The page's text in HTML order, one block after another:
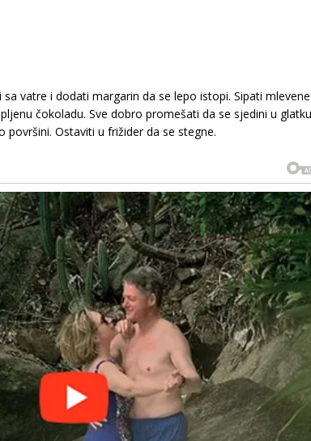
vatre i dodati margarin da se lepo istopi. Sipati
čokoladu. Sve dobro promešati da se sjedini u
površini. Ostaviti u frižider da se stegne.